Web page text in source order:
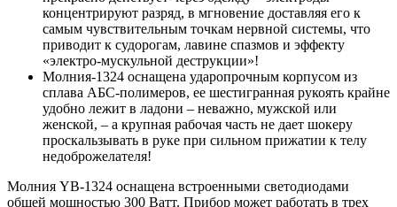
концентрируют разряд, в мгновение доставляя его к
самым чувствительным точкам нервной системы, что
приводит к судорогам, лавине спазмов и эффекту
«электро-мускульной деструкции»!
Молния-1324 оснащена ударопрочным корпусом из
сплава АБС-полимеров, ее шестигранная рукоять крайне
удобно лежит в ладони – неважно, мужской или
женской, – а крупная рабочая часть не дает шокеру
проскальзывать в руке при сильном прижатии к телу
недоброжелателя!
Молния YB-1324 оснащена встроенными светодиодами
общей мощностью 300 Ватт. Прибор может работать в трех